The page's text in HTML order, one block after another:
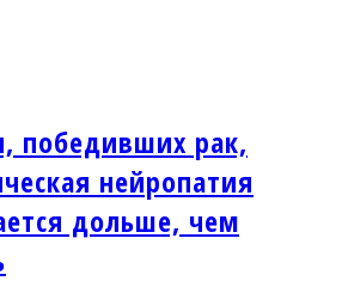
победивших рак,
нейропатия
дольше, чем